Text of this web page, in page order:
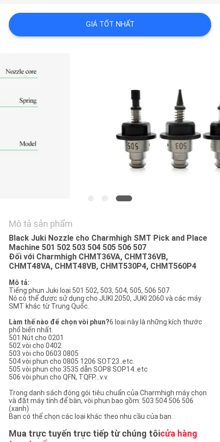
LƯỢNG
HỆ
CHÚNG
TIN
ON
LINE
SƠ
ĐỒ
TRANG
WEB
CHÍNH
SÁCH
BẢO
MẬT
GIÁ TỐT NHẤT
Mô tả sản phẩm
Black Juki Nozzle cho Charmhigh SMT Pick and Place
Machine 501 502 503 504 505 506 507
Đối với Charmhigh CHMT36VA, CHMT36VB,
CHMT48VA, CHMT48VB, CHMT530P4, CHMT560P4
Mô tả:
Tiếng phun Juki loại 501 502, 503, 504, 505, 506 507
Nó có thể được sử dụng cho JUKI 2050, JUKI 2060 và các máy
SMT khác từ Trung Quốc.
Làm thế nào để chọn vòi phun?6 loại này là những kích thước
phổ biến nhất.
501 Nút cho 0201
502 vòi cho 0402
503 vòi cho 0603 0805
504 vòi phun cho 0805 1206 SOT23..etc.
505 vòi phun cho 3535 dẫn SOP8 SOP14..etc
506 vòi phun cho QFN, TQFP...v.v.
Trong danh sách đóng gói tiêu chuẩn của Charmhigh máy chọn
và đặt máy tính để bàn, vòi phun bao gồm: 503 504 506 506
(xanh)
Bạn có thể chọn các loại khác theo nhu cầu của bạn.
Mua trực tuyến trực tiếp từ chúng tôicửa hàng